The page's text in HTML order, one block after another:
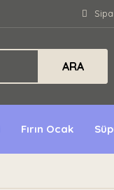
ARA
Fırın Ocak